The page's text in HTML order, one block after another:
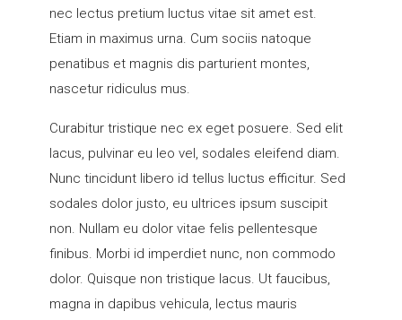
nec lectus pretium luctus vitae sit amet est.
Etiam in maximus urna. Cum sociis natoque
penatibus et magnis dis parturient montes,
nascetur ridiculus mus.
Curabitur tristique nec ex eget posuere. Sed elit
lacus, pulvinar eu leo vel, sodales eleifend diam.
Nunc tincidunt libero id tellus luctus efficitur. Sed
sodales dolor justo, eu ultrices ipsum suscipit
non. Nullam eu dolor vitae felis pellentesque
finibus. Morbi id imperdiet nunc, non commodo
dolor. Quisque non tristique lacus. Ut faucibus,
magna in dapibus vehicula, lectus mauris